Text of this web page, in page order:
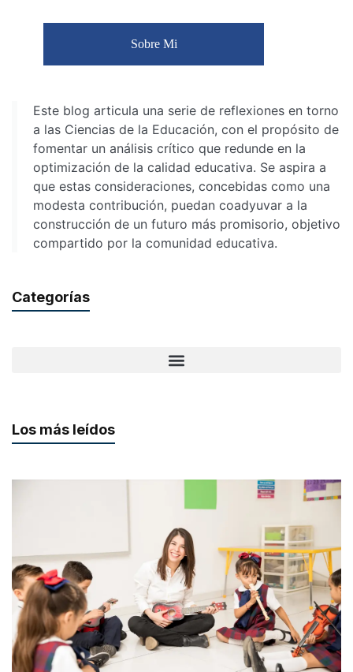
Sobre Mi
Este blog articula una serie de reflexiones en torno
a las Ciencias de la Educación, con el propósito de
fomentar un análisis crítico que redunde en la
optimización de la calidad educativa. Se aspira a
que estas consideraciones, concebidas como una
modesta contribución, puedan coadyuvar a la
construcción de un futuro más promisorio, objetivo
compartido por la comunidad educativa.
Categorías
Los más leídos